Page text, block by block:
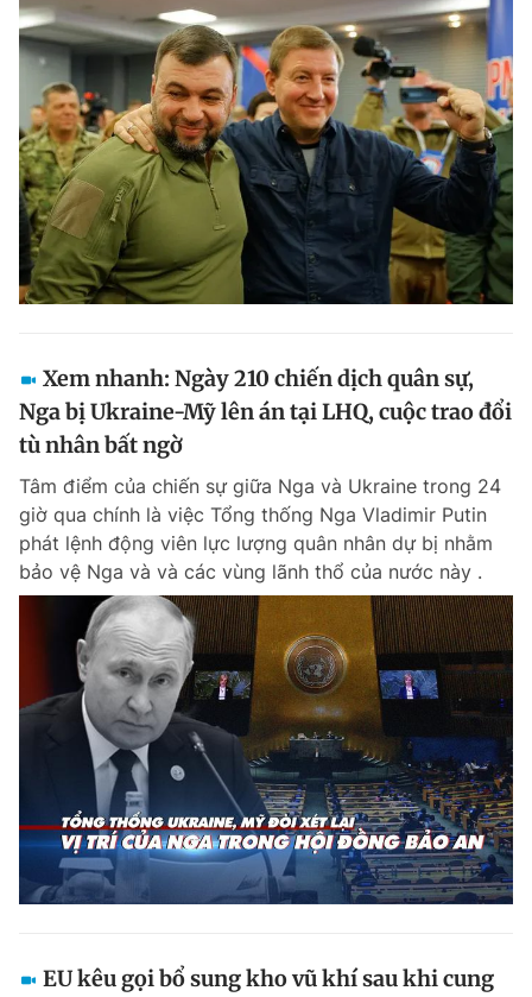
Xem nhanh: Ngày 210 chiến dịch quân sự,
Nga bị Ukraine-Mỹ lên án tại LHQ, cuộc trao đổi
tù nhân bất ngờ
Tâm điểm của chiến sự giữa Nga và Ukraine trong 24
giờ qua chính là việc Tổng thống Nga Vladimir Putin
phát lệnh động viên lực lượng quân nhân dự bị nhằm
bảo vệ Nga và và các vùng lãnh thổ của nước này .
EU kêu gọi bổ sung kho vũ khí sau khi cung